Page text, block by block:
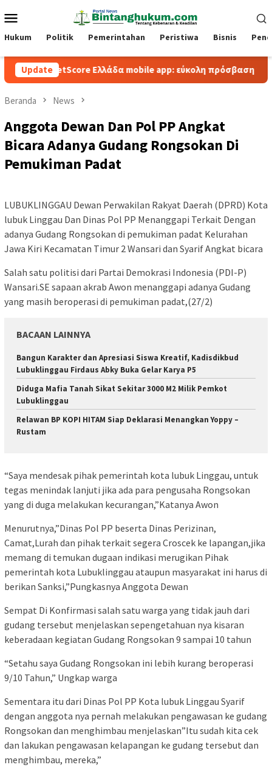
ke
kontenMobile
Hukum Politik Pemerintahan Peristiwa Bisnis
Update
BetScore Ελλάδα mobile app: εύκολη πρόσβαση και
Beranda News
Anggota Dewan Dan Pol PP Angkat
Bicara Adanya Gudang Rongsokan Di
Pemukiman Padat
LUBUKLINGGAU Dewan Perwakilan Rakyat Daerah (DPRD) Kota
lubuk Linggau Dan Dinas Pol PP Menanggapi Terkait Dengan
adanya Gudang Rongsokan di pemukiman padat Kelurahan
Jawa Kiri Kecamatan Timur 2 Wansari dan Syarif Angkat bicara
Salah satu politisi dari Partai Demokrasi Indonesia (PDI-P)
Wansari.SE sapaan akrab Awon menanggapi adanya Gudang
yang masih beroperasi di pemukiman padat,(27/2)
BACAAN LAINNYA
Bangun Karakter dan Apresiasi Siswa Kreatif, Kadisdikbud
Lubuklinggau Firdaus Abky Buka Gelar Karya P5
Diduga Mafia Tanah Sikat Sekitar 3000 M2 Milik Pemkot
Lubuklinggau
Relawan BP KOPI HITAM Siap Deklarasi Menangkan Yoppy –
Rustam
“Saya mendesak pihak pemerintah kota lubuk Linggau, untuk
tegas menindak lanjuti jika ada para pengusaha Rongsokan
yang di duga melakukan kecurangan,”Katanya Awon
Menurutnya,”Dinas Pol PP beserta Dinas Perizinan,
Camat,Lurah dan pihak terkait segera Croscek ke lapangan,jika
memang di temukan dugaan indikasi merugikan Pihak
pemerintah kota Lubuklinggau ataupun masyarakat ini harus di
berikan Sanksi,”Pungkasnya Anggota Dewan
Sempat Di Konfirmasi salah satu warga yang tidak jauh dari
gudang tersebut menjelaskan sepengetahuan nya kisaran
keberadaan kegiatan Gudang Rongsokan 9 sampai 10 tahun
“Setahu saya Gudang Rongsokan ini lebih kurang beroperasi
9/10 Tahun,” Ungkap warga
Sementara itu dari Dinas Pol PP Kota lubuk Linggau Syarif
dengan anggota nya pernah melakukan pengawasan ke gudang
Rongsokan dan menghimbau menjelaskan”Itu sudah kita cek
dan lakukan pengawasan kelapangan ke gudang tersebut dan
menghimbau, mereka,”